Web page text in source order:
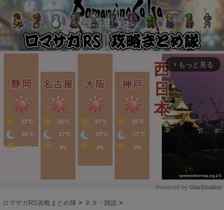
arrow_forward_ios もっと見る
Powered by GliaStudios
ロマサガRS攻略まとめ隊 > ネタ・雑談 >